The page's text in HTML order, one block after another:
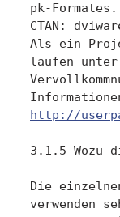
pk-
CTAN:
Als ein
laufen
http://